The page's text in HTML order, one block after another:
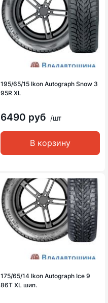
195/65/15 Ikon Autograph Snow 3
95R XL
6490 руб /шт
В корзину
175/65/14 Ikon Autograph Ice 9
86T XL шип.